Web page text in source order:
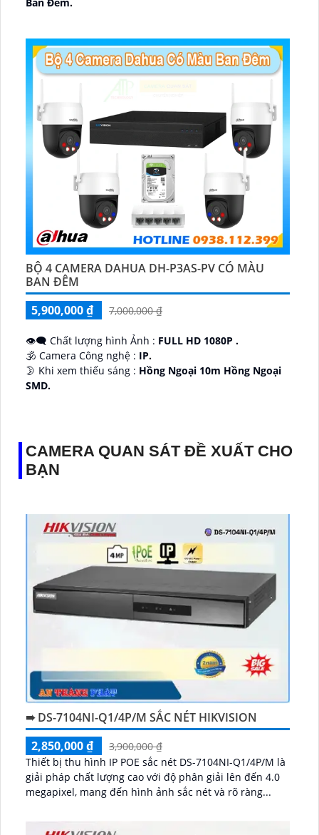
BỘ 4 CAMERA DAHUA DH-P3AS-PV CÓ MÀU
BAN ĐÊM
5,900,000 ₫
7,000,000 ₫
👁️‍🗨 Chất lượng hình Ảnh : FULL HD 1080P .
🕉️ Camera Công nghệ : IP.
🌛 Khi xem thiếu sáng : Hồng Ngoại 10m Hồng Ngoại
SMD.
CAMERA QUAN SÁT ĐỀ XUẤT CHO
BẠN
➠ DS-7104NI-Q1/4P/M SẮC NÉT HIKVISION
2,850,000 ₫
3,900,000 ₫
Thiết bị thu hình IP POE sắc nét DS-7104NI-Q1/4P/M là
giải pháp chất lượng cao với độ phân giải lên đến 4.0
megapixel, mang đến hình ảnh sắc nét và rõ ràng...